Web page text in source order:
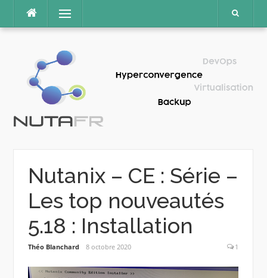
contenu
Menu
Nutanix – CE : Série –
Les top nouveautés
5.18 : Installation
Théo Blanchard 8 octobre 2020 1